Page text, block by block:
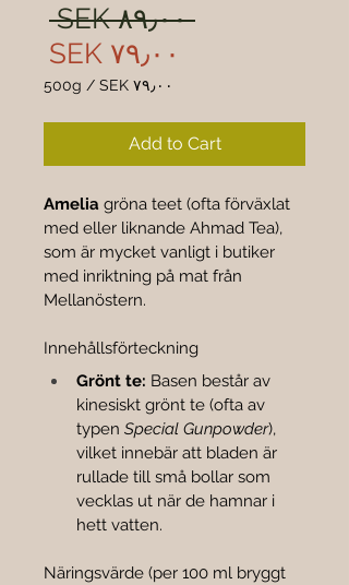
SEK ۸۹٫۰۰
SEK ۷۹٫۰۰
SEK ۷۹٫۰۰ /
500g
Add to Cart
Amelia gröna teet (ofta förväxlat
med eller liknande Ahmad Tea),
som är mycket vanligt i butiker
med inriktning på mat från
Mellanöstern.
Innehållsförteckning
Grönt te: Basen består av
kinesiskt grönt te (ofta av
typen Special Gunpowder),
vilket innebär att bladen är
rullade till små bollar som
vecklas ut när de hamnar i
hett vatten.
Näringsvärde (per 100 ml bryggt